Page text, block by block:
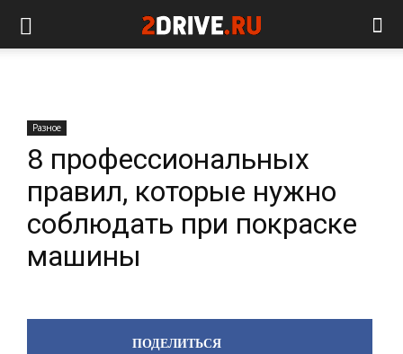
Разное
8 профессиональных
правил, которые нужно
соблюдать при покраске
машины
ПОДЕЛИТЬСЯ